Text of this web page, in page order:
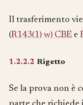
Il trasferimento
(R143(1) w) CBE e
1.2.2.2 Rigetto
Se la prova non è